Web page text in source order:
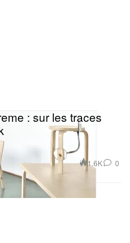
: sur les traces
1.6K 0